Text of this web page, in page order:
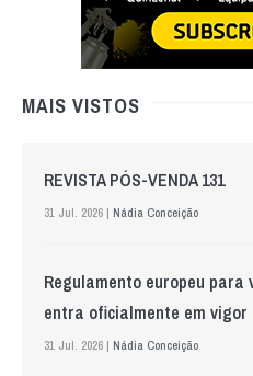
MAIS VISTOS
REVISTA PÓS-VENDA 131
31 Jul. 2026 | Nádia Conceição
Regulamento europeu para
entra oficialmente em vigor
31 Jul. 2026 | Nádia Conceição